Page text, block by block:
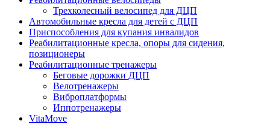
Трехколесный велосипед для ДЦП
Автомобильные кресла для детей с ДЦП
Приспособления для купания инвалидов
Реабилитационные кресла, опоры для сидения,
позиционеры
Реабилитационные тренажеры
Беговые дорожки ДЦП
Велотренажеры
Виброплатформы
Иппотренажеры
VitaMove